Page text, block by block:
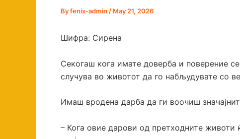
Byfenix-admin / May 21, 2026
Шифра: Сирена
Секогаш кога имате доверба и поверение
случува во животот да го набљудувате со
Имаш вродена дарба да ги воочиш
– Кога овие дарови од претходните